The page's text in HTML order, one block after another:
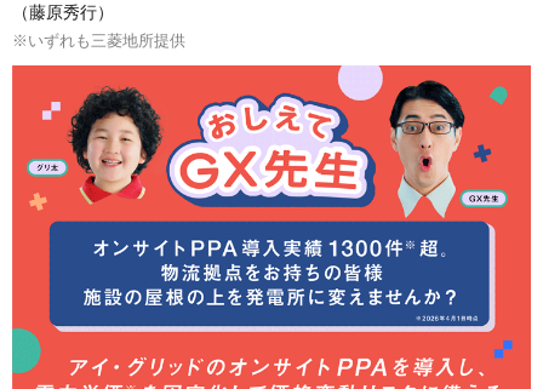
（藤原秀行）
※いずれも三菱地所提供